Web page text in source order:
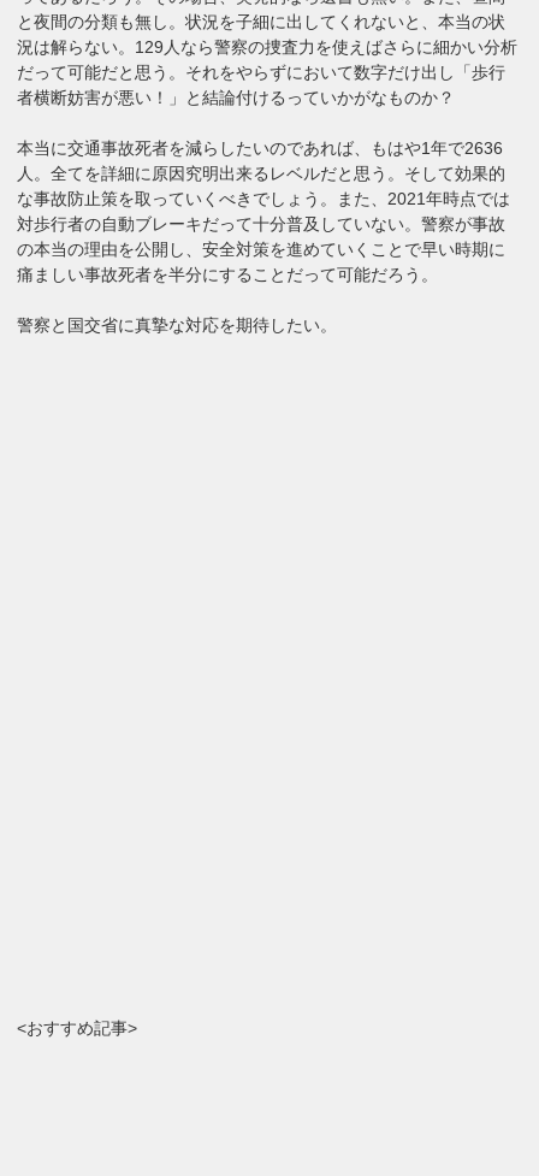
と夜間の分類も無し。状況を子細に出してくれないと、本当の状
況は解らない。129人なら警察の捜査力を使えばさらに細かい分析
だって可能だと思う。それをやらずにおいて数字だけ出し「歩行
者横断妨害が悪い！」と結論付けるっていかがなものか？
本当に交通事故死者を減らしたいのであれば、もはや1年で2636
人。全てを詳細に原因究明出来るレベルだと思う。そして効果的
な事故防止策を取っていくべきでしょう。また、2021年時点では
対歩行者の自動ブレーキだって十分普及していない。警察が事故
の本当の理由を公開し、安全対策を進めていくことで早い時期に
痛ましい事故死者を半分にすることだって可能だろう。
警察と国交省に真摯な対応を期待したい。
<おすすめ記事>